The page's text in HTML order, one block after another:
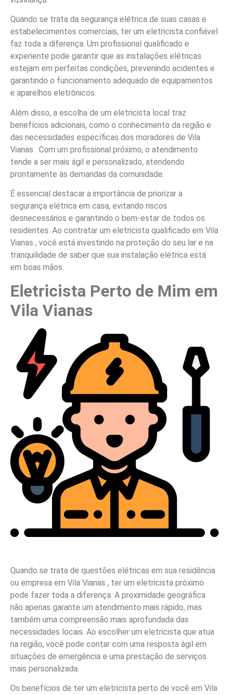
Quando se trata da segurança elétrica de suas casas e
estabelecimentos comerciais, ter um eletricista confiável
faz toda a diferença. Um profissional qualificado e
experiente pode garantir que as instalações elétricas
estejam em perfeitas condições, prevenindo acidentes e
garantindo o funcionamento adequado de equipamentos
e aparelhos eletrônicos.
Além disso, a escolha de um eletricista local traz
benefícios adicionais, como o conhecimento da região e
das necessidades específicas dos moradores de Vila
Vianas . Com um profissional próximo, o atendimento
tende a ser mais ágil e personalizado, atendendo
prontamente às demandas da comunidade.
É essencial destacar a importância de priorizar a
segurança elétrica em casa, evitando riscos
desnecessários e garantindo o bem-estar de todos os
residentes. Ao contratar um eletricista qualificado em Vila
Vianas , você está investindo na proteção do seu lar e na
tranquilidade de saber que sua instalação elétrica está
em boas mãos.
Eletricista Perto de Mim em
Vila Vianas
Quando se trata de questões elétricas em sua residência
ou empresa em Vila Vianas , ter um eletricista próximo
pode fazer toda a diferença. A proximidade geográfica
não apenas garante um atendimento mais rápido, mas
também uma compreensão mais aprofundada das
necessidades locais. Ao escolher um eletricista que atua
na região, você pode contar com uma resposta ágil em
situações de emergência e uma prestação de serviços
mais personalizada.
Os benefícios de ter um eletricista perto de você em Vila